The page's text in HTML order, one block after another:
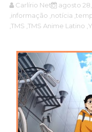
Carlírio Neto agosto
,informação ,notícia
,TMS ,TMS Anime Latino